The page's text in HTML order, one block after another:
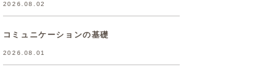
2026.08.02
コミュニケーションの基礎
2026.08.01